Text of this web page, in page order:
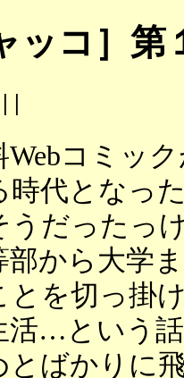
ッコ］第
| |
Webコミッ
時代となっ
うだったっけ
部から大学
とを切っ掛
活…という
とばかりに